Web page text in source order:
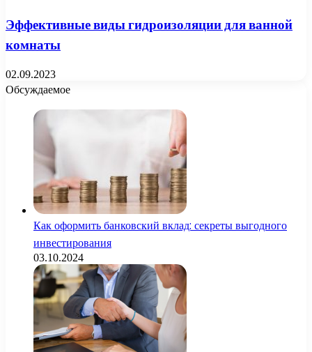
Эффективные виды гидроизоляции для ванной
комнаты
02.09.2023
Обсуждаемое
Как оформить банковский вклад: секреты выгодного
инвестирования
03.10.2024